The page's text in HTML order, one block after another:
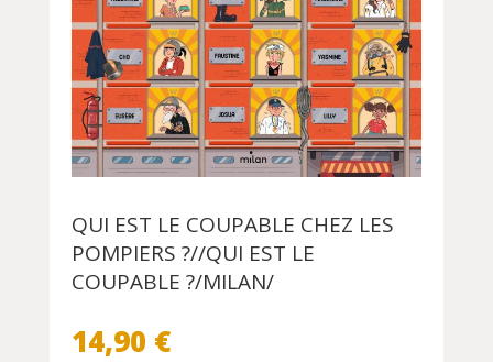
QUI EST LE COUPABLE CHEZ LES
POMPIERS ?//QUI EST LE
COUPABLE ?/MILAN/
14,90 €